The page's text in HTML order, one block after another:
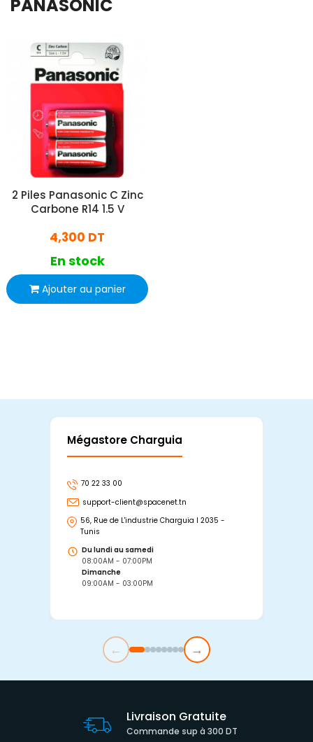
PANASONIC
2 Piles Panasonic C Zinc
Carbone R14 1.5 V
4,300 DT
En stock
Ajouter au panier
Mégastore Charguia
70 22 33 00
support-client@spacenet.tn
56, Rue de L'industrie Charguia I 2035 -
Tunis
Du lundi au samedi
08:00AM - 07:00PM
Dimanche
09:00AM - 03:00PM
← →
Livraison Gratuite
Commande sup à 300 DT